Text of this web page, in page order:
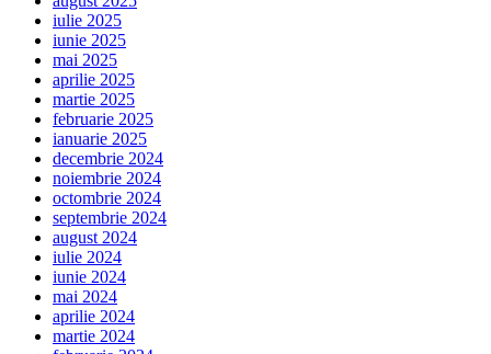
iulie 2025
iunie 2025
mai 2025
aprilie 2025
martie 2025
februarie 2025
ianuarie 2025
decembrie 2024
noiembrie 2024
octombrie 2024
septembrie 2024
august 2024
iulie 2024
iunie 2024
mai 2024
aprilie 2024
martie 2024